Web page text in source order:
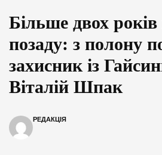
Більше двох років
позаду: з полону
захисник із
Віталій Шпак
РЕДАКЦІЯ